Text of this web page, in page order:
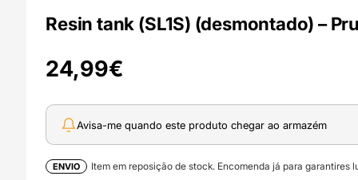
Resin tank (SL1S) (desmontado) –
24,99€
Avisa-me quando este produto chegar ao armazém
ENVIO Item em reposição de stock. Encomenda já para garantires